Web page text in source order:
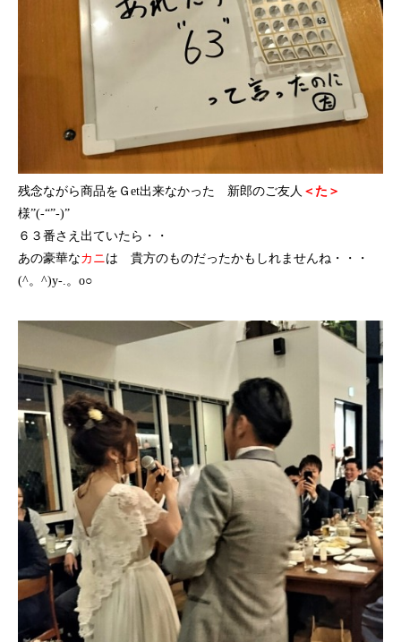
残念ながら商品をＧet出来なかった 新郎のご友人 ＜た＞
様”(-“”-)”
６３番さえ出ていたら・・
あの豪華なカニは 貴方のものだったかもしれませんね・・・
(^。^)y-.。o○